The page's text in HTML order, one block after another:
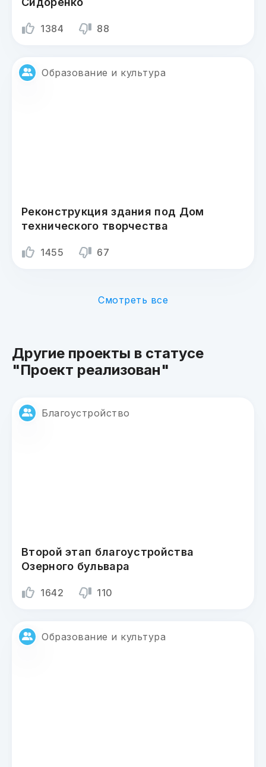
1384 88
Образование и культура
Реконструкция здания под Дом
технического творчества
1455 67
Смотреть все
Другие проекты в статусе
"Проект реализован"
Благоустройство
Второй этап благоустройства
Озерного бульвара
1642 110
Образование и культура